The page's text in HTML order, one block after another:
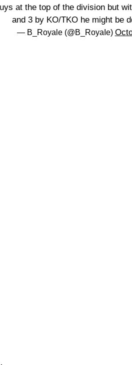
at the top of the division but
and 3 by KO/TKO he might be
— B_Royale (@B_RoyaIe)